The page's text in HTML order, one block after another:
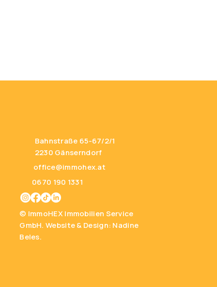
Bahnstraße 65-67/2/1
2230 Gänserndorf
office@immohex.at
0670 190 1331
© ImmoHEX Immobilien Service
GmbH.Website & Design: Nadine
Beles.